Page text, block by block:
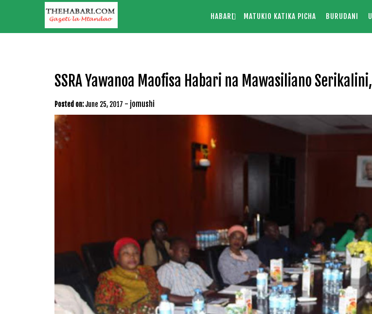
HABARI MATUKIO KATIKA PICHA BURUDANI
SSRA Yawanoa Maofisa Habari na Mawasiliano
Posted on: June 25, 2017 - jomushi